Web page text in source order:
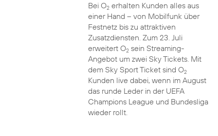
Bei O2erhalten Kunden alles aus
einer Hand – von Mobilfunk über
Festnetz bis zu attraktiven
Zusatzdiensten. Zum 23. Juli
erweitert O2sein Streaming-
Angebot um zwei Sky Tickets. Mit
dem Sky Sport Ticket sind O2
Kunden live dabei, wenn im August
das runde Leder in der UEFA
Champions League und Bundesliga
wieder rollt.